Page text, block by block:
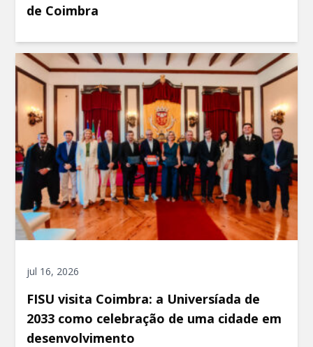
de Coimbra
jul 16, 2026
FISU visita Coimbra: a Universíada de
2033 como celebração de uma cidade em
desenvolvimento